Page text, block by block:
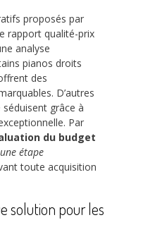
proposés par
rapport qualité-prix
analyse
pianos droits
des
D’autres
grâce à
Par
du budget
une étape
toute acquisition
solution pour les